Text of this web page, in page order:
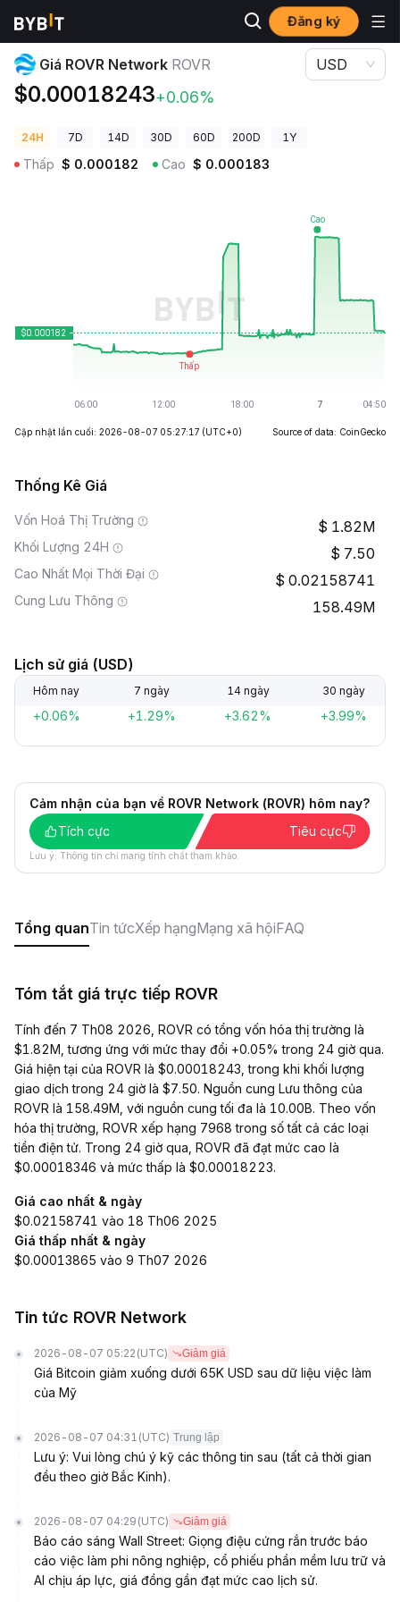
Đăng ký
Giá Tiền Điện Tử
Giá ROVR Network ROVR
$0.00018243+0.06%
USD
24H 7D 14D 30D 60D 200D 1Y
Thấp $ 0.000182 Cao $ 0.000183
Cập nhật lần cuối: 2026-08-07 05:27:17 (UTC+0) Source of data: CoinGecko
Thống Kê Giá
Vốn Hoá Thị Trường 1.82M
Khối Lượng 24H 7.50
Cao Nhất Mọi Thời Đại 0.02158741
Cung Lưu Thông 158.49M
Lịch sử giá (USD)
Hôm nay 7 ngày 14 ngày 30 ngày
+0.06% +1.29% +3.62% +3.99%
Cảm nhận của bạn về ROVR Network (ROVR) hôm nay?
Tích cực
Tiêu cực
Lưu ý: Thông tin chỉ mang tính chất tham khảo.
Tổng quanTin tứcXếp hạngMạng xã hộiFAQ
Tóm tắt giá trực tiếp ROVR
Tính đến 7 Th08 2026, ROVR có tổng vốn hóa thị trường là
$1.82M, tương ứng với mức thay đổi +0.05% trong 24 giờ qua.
Giá hiện tại của ROVR là $0.00018243, trong khi khối lượng
giao dịch trong 24 giờ là $7.50. Nguồn cung Lưu thông của
ROVR là 158.49M, với nguồn cung tối đa là 10.00B. Theo vốn
hóa thị trường, ROVR xếp hạng 7968 trong số tất cả các loại
tiền điện tử. Trong 24 giờ qua, ROVR đã đạt mức cao là
$0.00018346 và mức thấp là $0.00018223.
Giá cao nhất & ngày
$0.02158741 vào 18 Th06 2025
Giá thấp nhất & ngày
$0.00013865 vào 9 Th07 2026
Tin tức ROVR Network
2026-08-07 05:22 (UTC) Giảm giá
Giá Bitcoin giảm xuống dưới 65K USD sau dữ liệu việc làm
của Mỹ
2026-08-07 04:31 (UTC) Trung lập
Lưu ý: Vui lòng chú ý kỹ các thông tin sau (tất cả thời gian
đều theo giờ Bắc Kinh).
2026-08-07 04:29 (UTC) Giảm giá
Báo cáo sáng Wall Street: Giọng điệu cứng rắn trước báo
cáo việc làm phi nông nghiệp, cổ phiếu phần mềm lưu trữ và
AI chịu áp lực, giá đồng gần đạt mức cao lịch sử.